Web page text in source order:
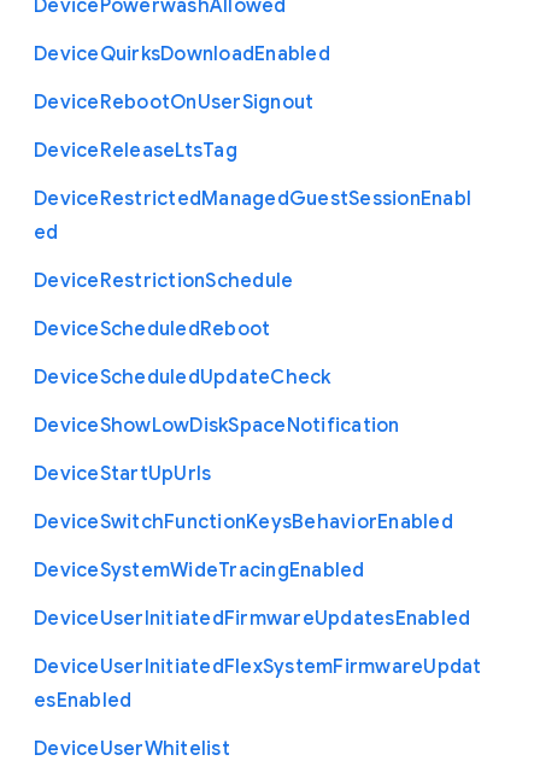
DevicePowerwashAllowed
DeviceQuirksDownloadEnabled
DeviceRebootOnUserSignout
DeviceReleaseLtsTag
DeviceRestrictedManagedGuestSessionEnabl
ed
DeviceRestrictionSchedule
DeviceScheduledReboot
DeviceScheduledUpdateCheck
DeviceShowLowDiskSpaceNotification
DeviceStartUpUrls
DeviceSwitchFunctionKeysBehaviorEnabled
DeviceSystemWideTracingEnabled
DeviceUserInitiatedFirmwareUpdatesEnabled
DeviceUserInitiatedFlexSystemFirmwareUpdat
esEnabled
DeviceUserWhitelist